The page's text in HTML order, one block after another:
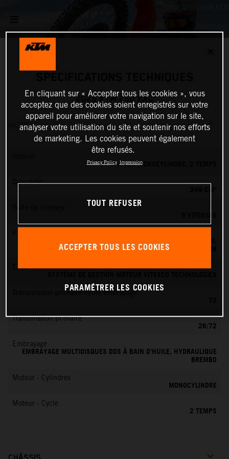
2025 KTM 250 EXC
MOTEUR
MOTEUR MONOCYLINDRE, 2 TEMPS
Cylindrée
SYSTÈME D'INJECTION ÉLECTRONIQUE DE CARBURANT KEIHIN,
BOÎTIER PAPILLON 39 MM
EMS
Transmission primaire dents embrayage
Transmission primaire
26:72
Embrayage
EMBRAYAGE MULTIDISQUES DDS À BAIN D’HUILE, HYDRAULIQUE
BREMBO
Moteur - Cylindres
MONOCYLINDRE
Moteur - Cycle
2 TEMPS
En cliquant sur « Accepter tous les cookies », vous
acceptez que des cookies soient enregistrés sur votre
appareil pour améliorer votre navigation sur le site,
analyser votre utilisation du site et soutenir nos efforts
de marketing. Les cookies peuvent également
être refusés.
Privacy Policy Impression
TOUT REFUSER
ACCEPTER TOUS LES COOKIES
PARAMÉTRER LES COOKIES